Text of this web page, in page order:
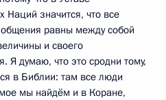
значится, что все
равны между собой
и своего
Я думаю, что это сродни тому,
в Библии: там все люди
мы найдём и в Коране,